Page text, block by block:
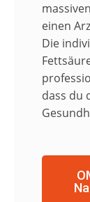
einen
Die
dass du